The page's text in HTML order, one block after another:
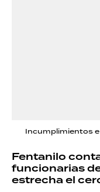
Incumplimientos
Fentanilo
funcionarias
estrecha el